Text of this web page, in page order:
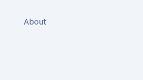
About